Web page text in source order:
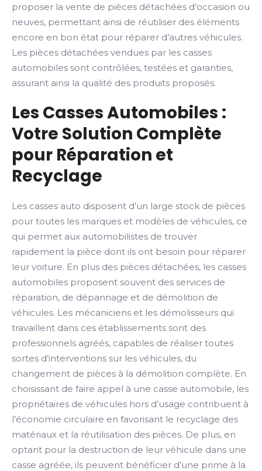
proposer la vente de pièces détachées d’occasion ou
neuves, permettant ainsi de réutiliser des éléments
encore en bon état pour réparer d’autres véhicules.
Les pièces détachées vendues par les casses
automobiles sont contrôlées, testées et garanties,
assurant ainsi la qualité des produits proposés.
Les Casses Automobiles :
Votre Solution Complète
pour Réparation et
Recyclage
Les casses auto disposent d’un large stock de pièces
pour toutes les marques et modèles de véhicules, ce
qui permet aux automobilistes de trouver
rapidement la pièce dont ils ont besoin pour réparer
leur voiture. En plus des pièces détachées, les casses
automobiles proposent souvent des services de
réparation, de dépannage et de démolition de
véhicules. Les mécaniciens et les démolisseurs qui
travaillent dans ces établissements sont des
professionnels agréés, capables de réaliser toutes
sortes d’interventions sur les véhicules, du
changement de pièces à la démolition complète. En
choisissant de faire appel à une casse automobile, les
propriétaires de véhicules hors d’usage contribuent à
l’économie circulaire en favorisant le recyclage des
matériaux et la réutilisation des pièces. De plus, en
optant pour la destruction de leur véhicule dans une
casse agréée, ils peuvent bénéficier d’une prime à la